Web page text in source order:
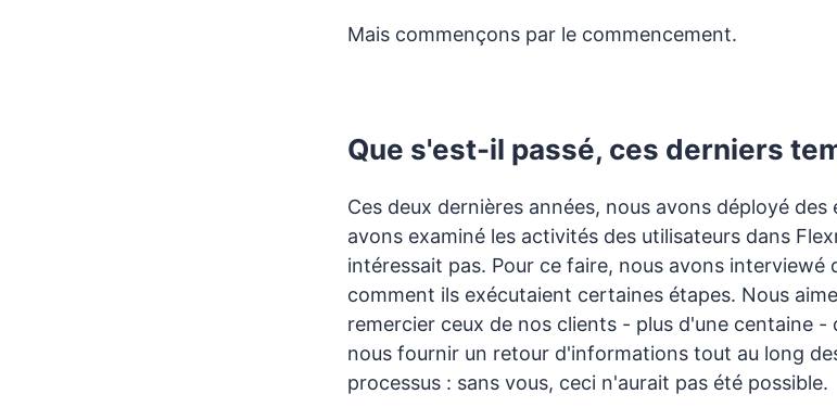
Mais commençons par le commencement.
Que s'est-il passé, ces derniers
Ces deux dernières années, nous avons déployé
avons examiné les activités des utilisateurs dans
intéressait pas. Pour ce faire, nous avons interviewé
comment ils exécutaient certaines étapes. Nous
remercier ceux de nos clients - plus d'une centaine
nous fournir un retour d'informations tout au long
processus : sans vous, ceci n'aurait pas été possible.